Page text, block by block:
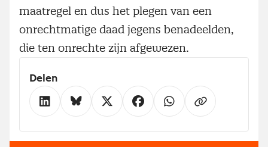
maatregel en dus het plegen van een
onrechtmatige daad jegens benadeelden,
die ten onrechte zijn afgewezen.
Delen